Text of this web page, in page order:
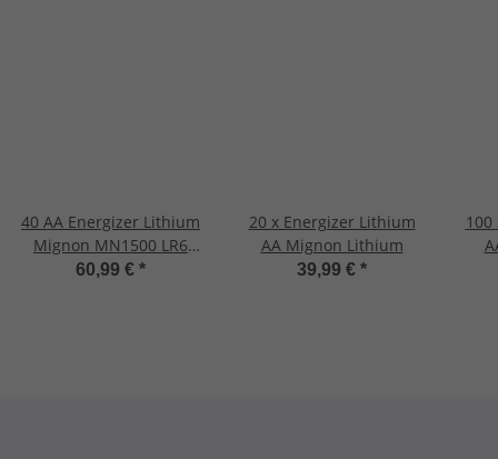
40 AA Energizer Lithium
Mignon MN1500 LR6
AM3
60,99 € *
20 x Energizer Lithium
AA Mignon Lithium
39,99 € *